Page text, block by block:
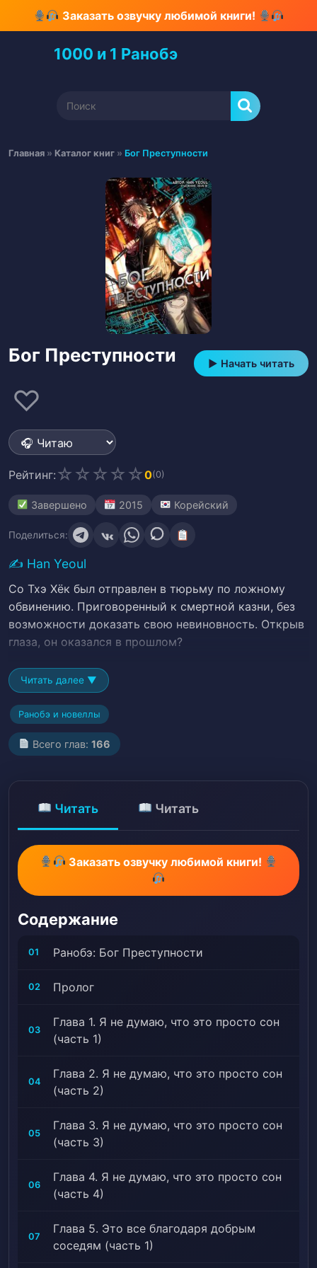
Перейти
Заказать озвучку любимой книги!
1000 и 1 Ранобэ
Найти:
Главная » Каталог книг » Бог Преступности
Бог Преступности ▶ Начать читать
♡
Рейтинг: ☆ ☆ ☆ ☆ ☆0(0)
Завершено 2015 Корейский
Поделиться:
✍️ Han Yeoul
Со Тхэ Хёк был отправлен в тюрьму по ложному
обвинению. Приговоренный к смертной казни, без
возможности доказать свою невиновность. Открыв
глаза, он оказался в прошлом?
Читать далее ▼
Ранобэ и новеллы
Всего глав:166
Читать Читать
Заказать озвучку любимой книги!
Содержание
01 Ранобэ: Бог Преступности
02 Пролог
03
Глава 1. Я не думаю, что это просто сон
(часть 1)
04
Глава 2. Я не думаю, что это просто сон
(часть 2)
05
Глава 3. Я не думаю, что это просто сон
(часть 3)
06
Глава 4. Я не думаю, что это просто сон
(часть 4)
07
Глава 5. Это все благодаря добрым
соседям (часть 1)